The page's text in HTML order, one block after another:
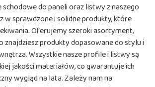
do paneli oraz listwy z naszego
w sprawdzone i solidne produkty, które
Oferujemy szeroki asortyment,
znajdziesz produkty dopasowane do stylu i
Wszystkie nasze profile i listwy są
jakości materiałów, co gwarantuje ich
wygląd na lata. Zależy nam na